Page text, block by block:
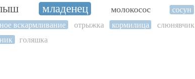
младенец молокосос сосун
вскармливание
отрыжка кормилица слюнявчик
голяшка